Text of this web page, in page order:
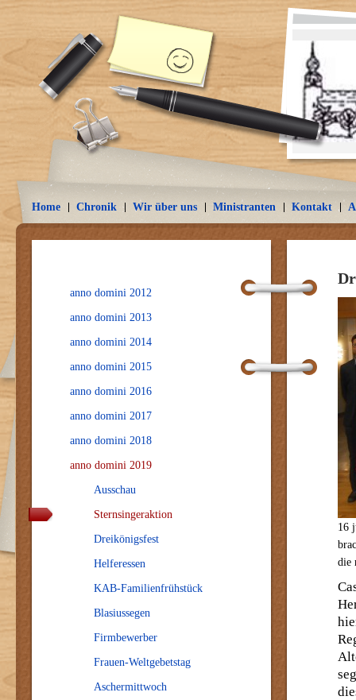
Home Chronik Wir über uns Ministranten Kontakt
16
die
anno domini 2012
anno domini 2013
anno domini 2014
anno domini 2015
anno domini 2016
anno domini 2017
anno domini 2018
anno domini 2019
Ausschau
Sternsingeraktion
Dreikönigsfest
Helferessen
KAB-Familienfrühstück
Blasiussegen
Firmbewerber
Frauen-Weltgebetstag
Aschermittwoch